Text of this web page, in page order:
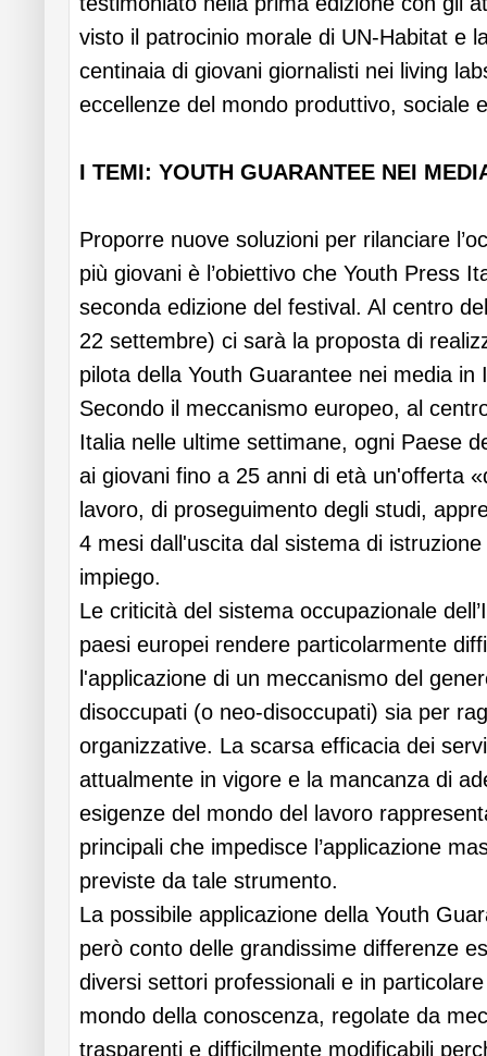
visto il patrocinio morale di UN-Habitat e
centinaia di giovani giornalisti nei living
eccellenze del mondo produttivo, sociale
I TEMI: YOUTH GUARANTEE NEI
Proporre nuove soluzioni per rilanciare
più giovani è l’obiettivo che Youth Press
seconda edizione del festival. Al centro
22 settembre) ci sarà la proposta di
pilota della Youth Guarantee nei media in
Secondo il meccanismo europeo, al
Italia nelle ultime settimane, ogni Paese
ai giovani fino a 25 anni di età un'offerta
lavoro, di proseguimento degli studi,
4 mesi dall'uscita dal sistema di
impiego.
Le criticità del sistema occupazionale
paesi europei rendere particolarmente
l'applicazione di un meccanismo del
disoccupati (o neo-disoccupati) sia per
organizzative. La scarsa efficacia dei
attualmente in vigore e la mancanza di
esigenze del mondo del lavoro
principali che impedisce l’applicazione
previste da tale strumento.
La possibile applicazione della Youth
però conto delle grandissime differenze
diversi settori professionali e in
mondo della conoscenza, regolate da
trasparenti e difficilmente modificabili